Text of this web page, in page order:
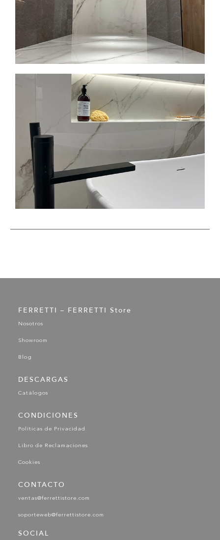
FERRETTI – FERRETTI Store
Nosotros
Showroom
Blog
DESCARGAS
Catálogos
CONDICIONES
Políticas de Privacidad
Libro de Reclamaciones
Cookies
CONTACTO
ventas@ferrettistore.com
soporteweb@ferrettistore.com
SOCIAL